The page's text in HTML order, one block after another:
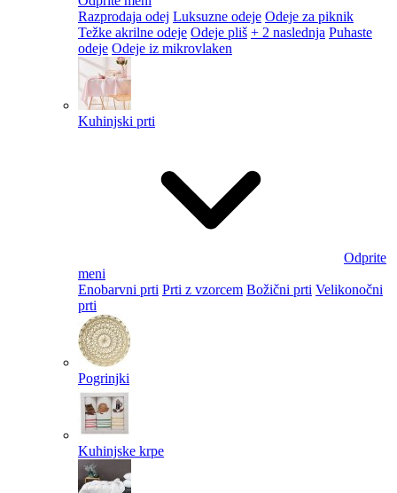
Razprodaja odej Luksuzne odeje Odeje za piknik
Težke akrilne odeje Odeje pliš + 2 naslednja Puhaste
odeje Odeje iz mikrovlaken
Kuhinjski prti
Odprite
meni
Enobarvni prti Prti z vzorcem Božični prti Velikonočni
prti​
Pogrinjki
Kuhinjske krpe